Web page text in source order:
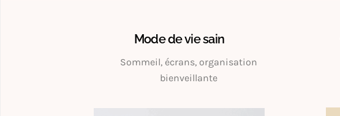
Mode de vie sain
Sommeil, écrans, organisation
bienveillante